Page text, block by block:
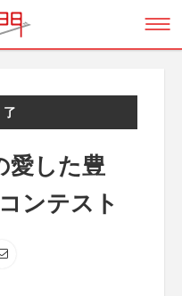
愛した豊
ンテスト